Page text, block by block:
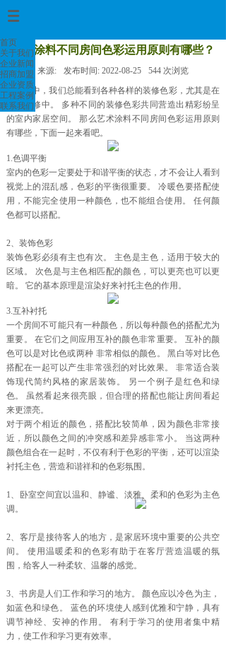
首页
关于我们
企业新闻
招商加盟
企业资质
工程案例
联系我们
艺术涂料不同房间色彩运用原则有哪些？
来源: 发布时间: 2022-08-25 544 次浏览
在生活中，我们总能看到各种各样的装修色彩，尤其是在
家居装修中。 多种不同的装修色彩共同营造出精彩纷呈
的室内家居空间。 那么艺术涂料不同房间色彩运用原则
有哪些，下面一起来看吧。
1.色调平衡
室内的色彩一定要处于和谐平衡的状态，才不会让人看到
视觉上的混乱感，色彩的平衡很重要。 冷暖色要搭配使
用，不能完全使用一种颜色，也不能组合使用。 任何颜
色都可以搭配。
2、装饰色彩
装饰色彩必须有主也有次。 主色是主色，适用于较大的
区域。 次色是与主色相匹配的颜色，可以更亮也可以更
暗。 它的基本原理是渲染好来衬托主色的作用。
3.互补衬托
一个房间不可能只有一种颜色，所以每种颜色的搭配尤为
重要。 在它们之间应用互补的颜色非常重要。 互补的颜
色可以是对比色或两种 非常相似的颜色。 黑白等对比色
搭配在一起可以产生非常强烈的对比效果。 非常适合装
饰现代简约风格的家居装饰。 另一个例子是红色和绿
色。 虽然看起来很亮眼，但合理的搭配也能让房间看起
来更漂亮。
对于两个相近的颜色，搭配比较简单，因为颜色非常接
近，所以颜色之间的冲突感和差异感非常小。 当这两种
颜色组合在一起时，不仅有利于色彩的平衡，还可以渲染
衬托主色，营造和谐祥和的色彩氛围。
1、卧室空间宜以温和、静谧、淡雅、柔和的色彩为主色
调。
2、客厅是接待客人的地方，是家居环境中重要的公共空
间。 使用温暖柔和的色彩有助于在客厅营造温暖的氛
围，给客人一种柔软、温馨的感觉。
3、书房是人们工作和学习的地方。 颜色应以冷色为主，
如蓝色和绿色。 蓝色的环境使人感到优雅和宁静，具有
调节神经、安神的作用。 有利于学习的使用者集中精
力，使工作和学习更有效率。